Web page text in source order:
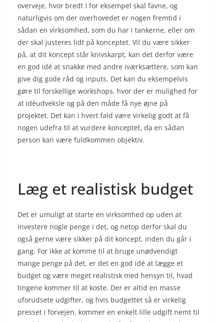
overveje, hvor bredt I for eksempel skal favne, og
naturligvis om der overhovedet er nogen fremtid i
sådan en virksomhed, som du har i tankerne, eller om
der skal justeres lidt på konceptet. Vil du være sikker
på, at dit koncept står knivskarpt, kan det derfor være
en god idé at snakke med andre iværksættere, som kan
give dig gode råd og inputs. Det kan du eksempelvis
gøre til forskellige workshops, hvor der er mulighed for
at idéudveksle og på den måde få nye øjne på
projektet. Det kan i hvert fald være virkelig godt at få
nogen udefra til at vurdere konceptet, da en sådan
person kan være fuldkommen objektiv.
Læg et realistisk budget
Det er umuligt at starte en virksomhed op uden at
investere nogle penge i det, og netop derfor skal du
også gerne være sikker på dit koncept, inden du går i
gang. For ikke at komme til at bruge unødvendigt
mange penge på det, er det en god idé at lægge et
budget og være meget realistisk med hensyn til, hvad
tingene kommer til at koste. Der er altid en masse
uforudsete udgifter, og hvis budgettet så er virkelig
presset i forvejen, kommer en enkelt lille udgift nemt til